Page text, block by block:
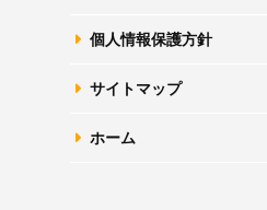
個人情報保護方針
サイトマップ
ホーム